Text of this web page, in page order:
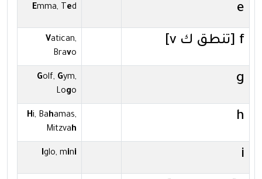
e
Emma, T ed
f [تنطق ك v] Vatican,
Bravo
g
Golf, Gym,
Logo
h
Hi, Bahamas,
Mitzvah
i
Iglo, mini